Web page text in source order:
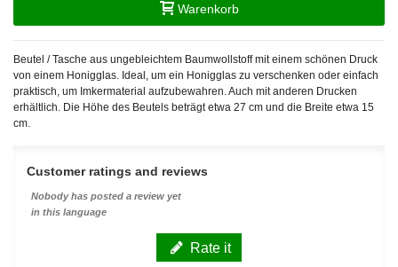
Warenkorb
Beutel / Tasche aus ungebleichtem Baumwollstoff mit einem schönen Druck
von einem Honigglas. Ideal, um ein Honigglas zu verschenken oder einfach
praktisch, um Imkermaterial aufzubewahren. Auch mit anderen Drucken
erhältlich. Die Höhe des Beutels beträgt etwa 27 cm und die Breite etwa 15
cm.
Customer ratings and reviews
Nobody has posted a review yet
in this language
Rate it